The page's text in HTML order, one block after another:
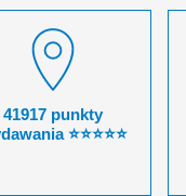
41917 punkty
⭐⭐⭐⭐⭐